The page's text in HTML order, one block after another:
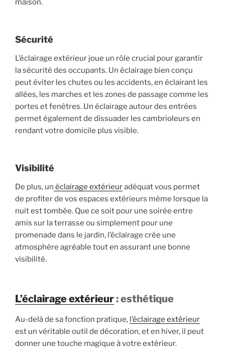
maison.
Sécurité
L’éclairage extérieur joue un rôle crucial pour garantir
la sécurité des occupants. Un éclairage bien conçu
peut éviter les chutes ou les accidents, en éclairant les
allées, les marches et les zones de passage comme les
portes et fenêtres. Un éclairage autour des entrées
permet également de dissuader les cambrioleurs en
rendant votre domicile plus visible.
Visibilité
De plus, un éclairage extérieuradéquat vous permet
de profiter de vos espaces extérieurs même lorsque la
nuit est tombée. Que ce soit pour une soirée entre
amis sur la terrasse ou simplement pour une
promenade dans le jardin, l’éclairage crée une
atmosphère agréable tout en assurant une bonne
visibilité.
L’éclairage extérieur: esthétique
Au-delà de sa fonction pratique, l’éclairage extérieur
est un véritable outil de décoration, et en hiver, il peut
donner une touche magique à votre extérieur.